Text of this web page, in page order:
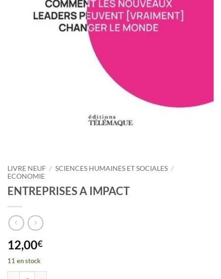
LIVRE NEUF / SCIENCES HUMAINES ET SOCIALES /
ECONOMIE
ENTREPRISES A IMPACT
12,00€
11 en stock